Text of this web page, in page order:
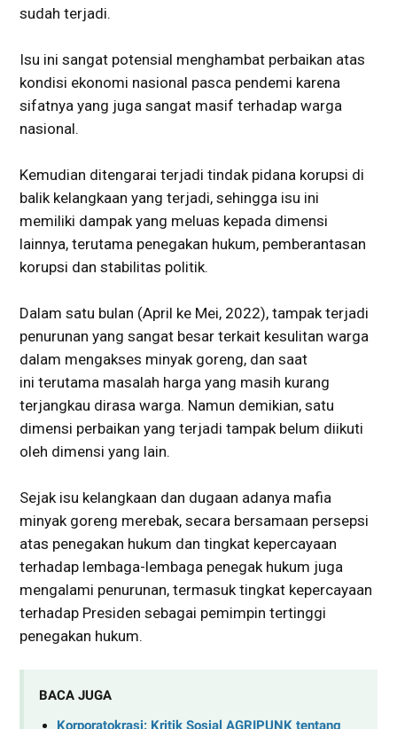
sudah terjadi.
Isu ini sangat potensial menghambat perbaikan atas
kondisi ekonomi nasional pasca pendemi karena
sifatnya yang juga sangat masif terhadap warga
nasional.
Kemudian ditengarai terjadi tindak pidana korupsi di
balik kelangkaan yang terjadi, sehingga isu ini
memiliki dampak yang meluas kepada dimensi
lainnya, terutama penegakan hukum, pemberantasan
korupsi dan stabilitas politik.
Dalam satu bulan (April ke Mei, 2022), tampak terjadi
penurunan yang sangat besar terkait kesulitan warga
dalam mengakses minyak goreng, dan saat
ini terutama masalah harga yang masih kurang
terjangkau dirasa warga. Namun demikian, satu
dimensi perbaikan yang terjadi tampak belum diikuti
oleh dimensi yang lain.
Sejak isu kelangkaan dan dugaan adanya mafia
minyak goreng merebak, secara bersamaan persepsi
atas penegakan hukum dan tingkat kepercayaan
terhadap lembaga-lembaga penegak hukum juga
mengalami penurunan, termasuk tingkat kepercayaan
terhadap Presiden sebagai pemimpin tertinggi
penegakan hukum.
BACA JUGA
Korporatokrasi: Kritik Sosial AGRIPUNK tentang